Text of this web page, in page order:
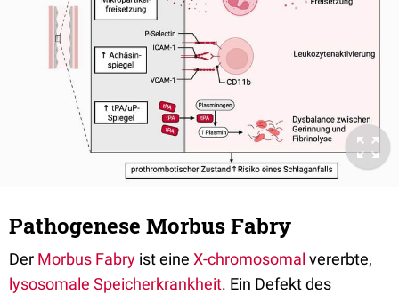
Pathogenese Morbus Fabry
Der Morbus Fabry ist eine X-chromosomal vererbte,
lysosomale Speicherkrankheit. Ein Defekt des